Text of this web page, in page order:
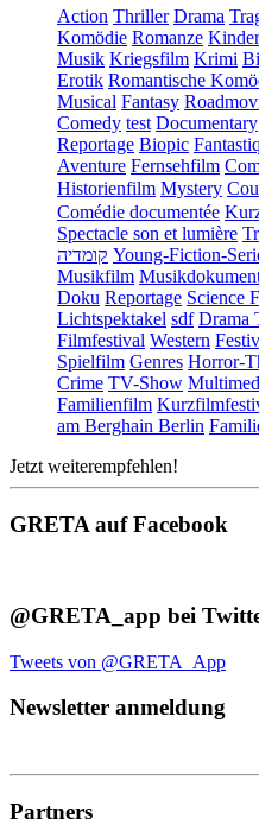
Action Thriller Drama
Komödie Romanze
Musik Kriegsfilm Krimi
Erotik Romantische
Musical Fantasy
Comedy test Documentary
Reportage Biopic
Aventure Fernsehfilm
Historienfilm Mystery
Comédie documentée
Spectacle son et lumière
קומדיה Young-Fiction-
Musikfilm
Doku Reportage Science
Lichtspektakel sdf Drama
Filmfestival Western
Spielfilm Genres Horror-
Crime TV-Show
Familienfilm
am Berghain Berlin
Jetzt weiterempfehlen!
GRETA auf Facebook
@GRETA_app bei
Tweets von @GRETA_App
Newsletter anmeldung
Partners